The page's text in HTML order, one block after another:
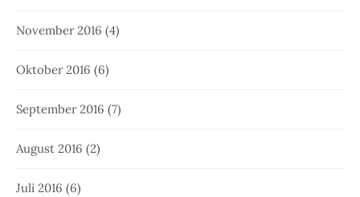
November 2016 (4)
Oktober 2016 (6)
September 2016 (7)
August 2016 (2)
Juli 2016 (6)